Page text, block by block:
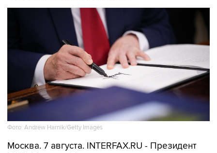
Фото: Andrew Harnik/Getty Images
Москва. 7 августа. INTERFAX.RU - Президент